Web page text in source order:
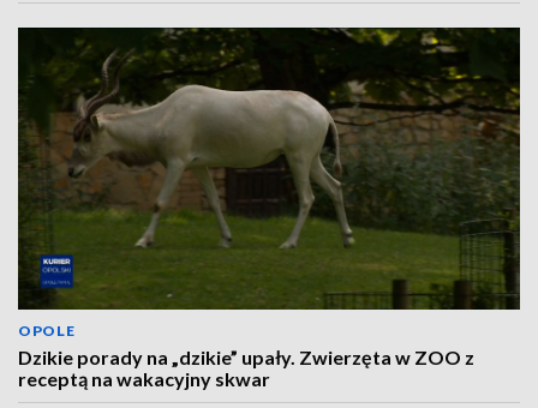
OPOLE
Dzikie porady na „dzikie” upały. Zwierzęta w ZOO z
receptą na wakacyjny skwar